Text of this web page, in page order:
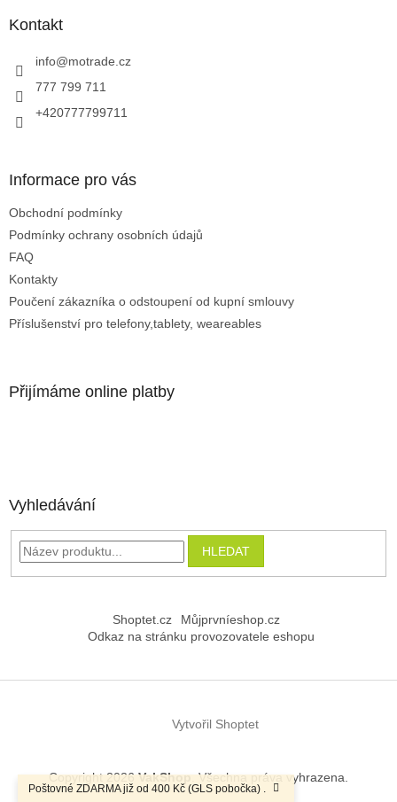
Poštovné ZDARMA již od 400 Kč (GLS pobočka) .
Kontakt
info@motrade.cz
777 799 711
+420777799711
Informace pro vás
Obchodní podmínky
Podmínky ochrany osobních údajů
FAQ
Kontakty
Poučení zákazníka o odstoupení od kupní smlouvy
Příslušenství pro telefony,tablety, weareables
Přijímáme online platby
Vyhledávání
HLEDAT
Shoptet.cz
Můjprvníeshop.cz
Odkaz na stránku provozovatele eshopu
Vytvořil Shoptet
Copyright 2026VakShop. Všechna práva vyhrazena.